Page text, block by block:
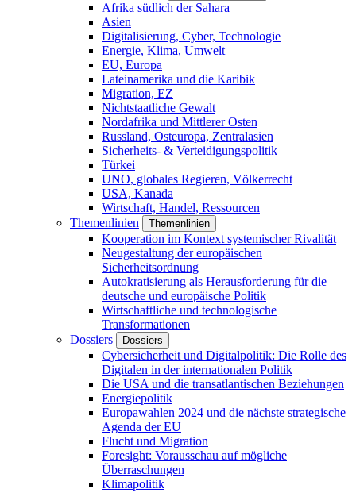
Afrika südlich der Sahara
Asien
Digitalisierung, Cyber, Technologie
Energie, Klima, Umwelt
EU, Europa
Lateinamerika und die Karibik
Migration, EZ
Nichtstaatliche Gewalt
Nordafrika und Mittlerer Osten
Russland, Osteuropa, Zentralasien
Sicherheits- & Verteidigungspolitik
Türkei
UNO, globales Regieren, Völkerrecht
USA, Kanada
Wirtschaft, Handel, Ressourcen
Themenlinien
Themenlinien
Kooperation im Kontext systemischer Rivalität
Neugestaltung der europäischen
Sicherheitsordnung
Autokratisierung als Herausforderung für die
deutsche und europäische Politik
Wirtschaftliche und technologische
Transformationen
Dossiers
Dossiers
Cybersicherheit und Digitalpolitik: Die Rolle des
Digitalen in der internationalen Politik
Die USA und die transatlantischen Beziehungen
Energiepolitik
Europawahlen 2024 und die nächste strategische
Agenda der EU
Flucht und Migration
Foresight: Vorausschau auf mögliche
Überraschungen
Klimapolitik